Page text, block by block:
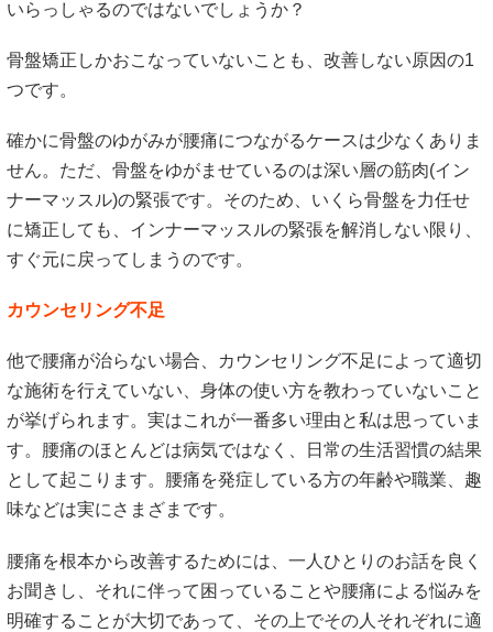
いらっしゃるのではないでしょうか？
骨盤矯正しかおこなっていないことも、改善しない原因の1
つです。
確かに骨盤のゆがみが腰痛につながるケースは少なくありま
せん。ただ、骨盤をゆがませているのは深い層の筋肉(イン
ナーマッスル)の緊張です。そのため、いくら骨盤を力任せ
に矯正しても、インナーマッスルの緊張を解消しない限り、
すぐ元に戻ってしまうのです。
カウンセリング不足
他で腰痛が治らない場合、カウンセリング不足によって適切
な施術を行えていない、身体の使い方を教わっていないこと
が挙げられます。実はこれが一番多い理由と私は思っていま
す。腰痛のほとんどは病気ではなく、日常の生活習慣の結果
として起こります。腰痛を発症している方の年齢や職業、趣
味などは実にさまざまです。
腰痛を根本から改善するためには、一人ひとりのお話を良く
お聞きし、それに伴って困っていることや腰痛による悩みを
明確することが大切であって、その上でその人それぞれに適